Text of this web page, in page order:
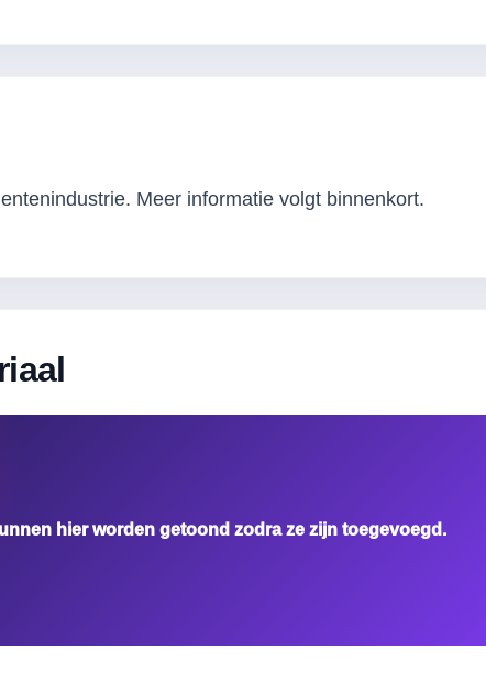
Meer informatie volgt binnenkort.
hier worden getoond zodra ze zijn toegevoegd.